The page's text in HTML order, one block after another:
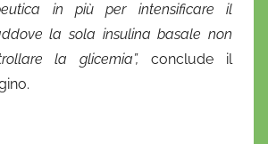
in più per intensificare il
la sola insulina basale non
la glicemia”,conclude il